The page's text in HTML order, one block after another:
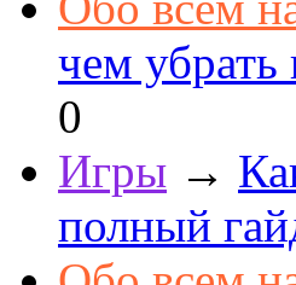
чем убрать
0
Игры →
полный